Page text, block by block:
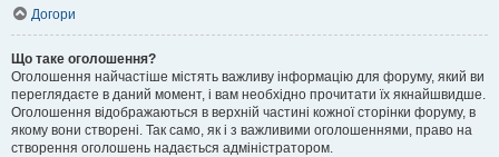
Догори
Що таке оголошення?
Оголошення найчастіше містять важливу інформацію для форуму, який ви
переглядаєте в даний момент, і вам необхідно прочитати їх якнайшвидше.
Оголошення відображаються в верхній частині кожної сторінки форуму, в
якому вони створені. Так само, як і з важливими оголошеннями, право на
створення оголошень надається адміністратором.